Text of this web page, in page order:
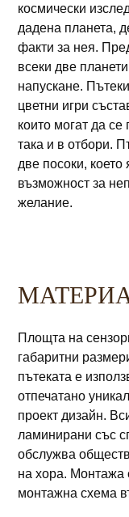
космически
дадена планета,
факти за нея.
всеки две
напускане.
цветни игри
които могат да
така и в отбори.
две посоки,
възможност за
желание.
Площта на
габаритни
пътеката е
отпечатано
проект дизайн.
ламинирани със
обслужва
на хора. Монтажа
монтажна схема